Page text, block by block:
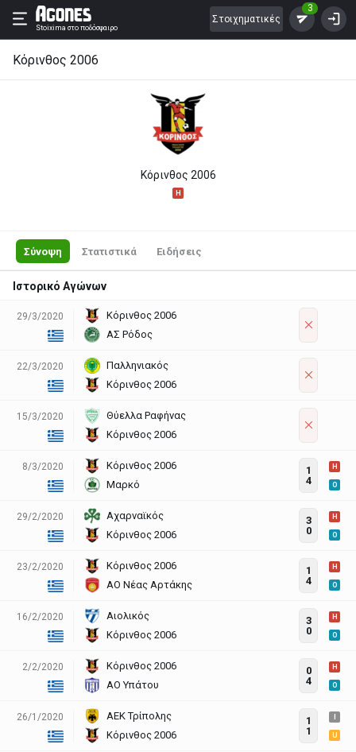
Stoixima στο ποδόσφαιρο
Στοιχηματικές
3
Κόρινθος 2006
Κόρινθος 2006
H
Σύνοψη Στατιστικά Ειδήσεις
Ιστορικό Αγώνων
29/3/2020
Κόρινθος 2006
ΑΣ Ρόδος
22/3/2020
Παλληνιακός
Κόρινθος 2006
15/3/2020
Θύελλα Ραφήνας
Κόρινθος 2006
8/3/2020
Κόρινθος 2006
Μαρκό
1
4
H
O
29/2/2020
Αχαρναϊκός
Κόρινθος 2006
3
0
H
O
23/2/2020
Κόρινθος 2006
ΑΟ Νέας Αρτάκης
1
4
H
O
16/2/2020
Αιολικός
Κόρινθος 2006
3
0
H
O
2/2/2020
Κόρινθος 2006
ΑΟ Υπάτου
0
4
H
O
26/1/2020
ΑΕΚ Τρίπολης
Κόρινθος 2006
1
1
U